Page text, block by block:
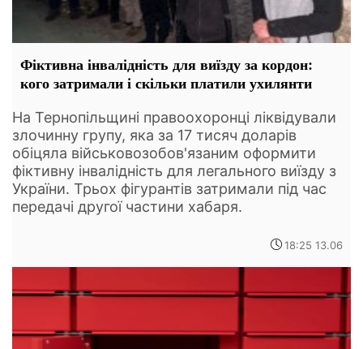
Фіктивна інвалідність для виїзду за кордон:
кого затримали і скільки платили ухилянти
На Тернопільщині правоохоронці ліквідували
злочинну групу, яка за 17 тисяч доларів
обіцяла військовозобов'язаним оформити
фіктивну інвалідність для легального виїзду з
України. Трьох фігурантів затримали під час
передачі другої частини хабаря.
18:25 13.06